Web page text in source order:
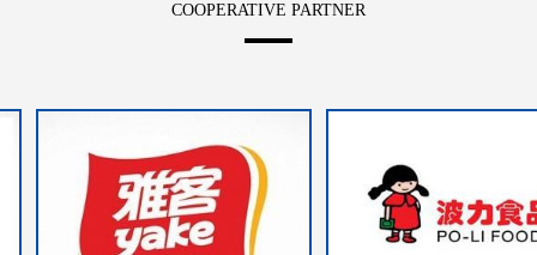
COOPERATIVE PARTNER